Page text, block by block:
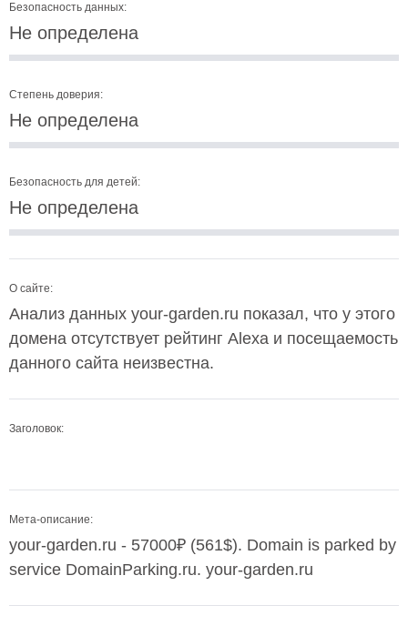
Безопасность данных:
Не определена
Степень доверия:
Не определена
Безопасность для детей:
Не определена
О сайте:
Анализ данных your-garden.ru показал, что у этого
домена отсутствует рейтинг Alexa и посещаемость
данного сайта неизвестна.
Заголовок:
Мета-описание:
your-garden.ru - 57000₽ (561$). Domain is parked by
service DomainParking.ru. your-garden.ru